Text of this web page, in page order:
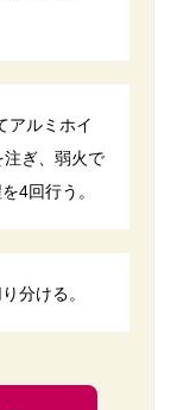
アルミホイ
注ぎ、弱火で
4回行う。
分ける。